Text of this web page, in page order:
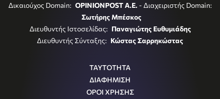
Δικαιούχος Domain: OPINIONPOST A.E. - Διαχειριστής Domain:
Σωτήρης Μπέσκος
Διευθυντής Ιστοσελίδας: Παναγιώτης Ευθυμιάδης
Διευθυντής Σύνταξης: Κώστας Σαρρηκώστας
ΤΑΥΤΟΤΗΤΑ
ΔΙΑΦΗΜΙΣΗ
ΟΡΟΙ ΧΡΗΣΗΣ